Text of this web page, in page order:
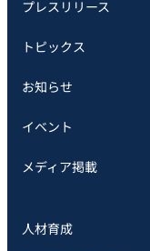
プレスリリース
トピックス
お知らせ
イベント
メディア掲載
人材育成